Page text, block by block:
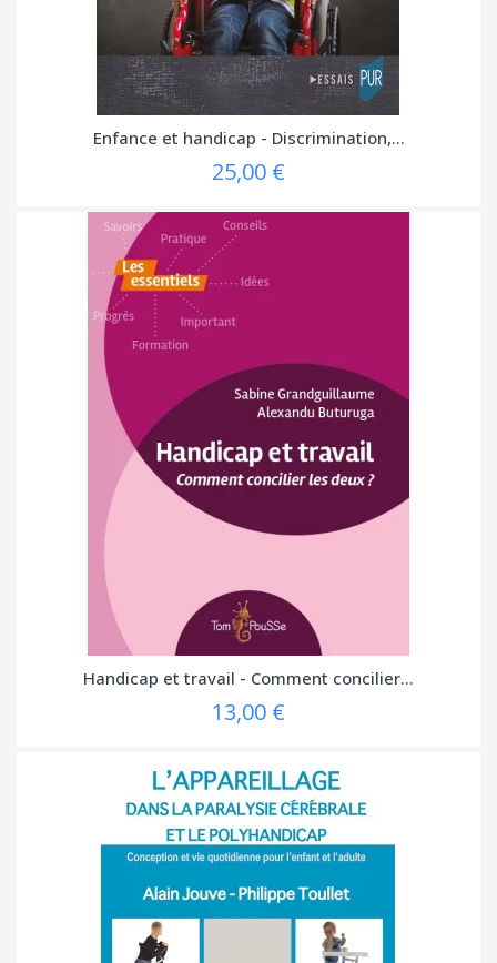
Enfance et handicap - Discrimination,...
25,00 €
Handicap et travail - Comment concilier...
13,00 €